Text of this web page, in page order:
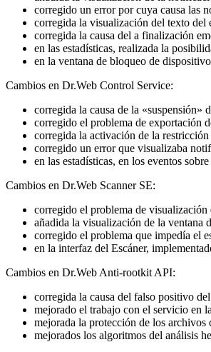
corregido un error por cuya causa las
corregida la visualización del texto del
corregida la causa del a finalización
en las estadísticas, realizada la
en la ventana de bloqueo de
Cambios en Dr.Web Control Service:
corregida la causa de la
corregido el problema de exportación
corregida la activación de la
corregido un error que visualizaba
en las estadísticas, en los eventos
Cambios en Dr.Web Scanner SE:
corregido el problema de visualización
añadida la visualización de la ventana
corregido el problema que impedía el
en la interfaz del Escáner,
Cambios en Dr.Web Anti-rootkit API:
corregida la causa del falso positivo
mejorado el trabajo con el servicio en
mejorada la protección de los archivos
mejorados los algoritmos del análisis